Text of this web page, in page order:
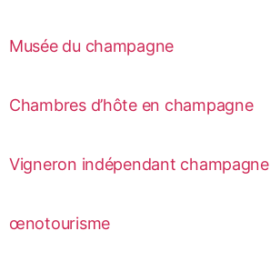
Musée du champagne
Chambres d’hôte en champagne
Vigneron indépendant champagne
œnotourisme